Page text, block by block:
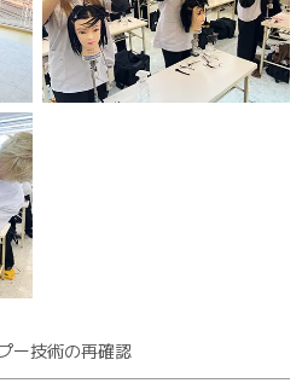
ー技術の再確認